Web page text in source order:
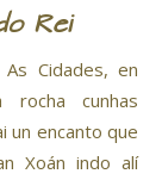
Rei
Cidades, en
rocha cunhas
un encanto que
Xoán indo alí